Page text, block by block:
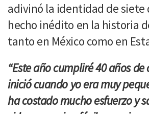
adivinó la identidad de siete
hecho inédito en la historia
tanto en México como en
“Este año cumpliré 40 años
inició cuando yo era muy
ha costado mucho esfuerzo y